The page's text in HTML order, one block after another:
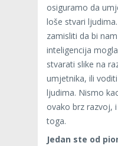
osiguramo da
loše stvari
zamisliti da bi
inteligencija
stvarati slike na
umjetnika, ili
ljudima. Nismo
ovako brz razvoj,
toga.
Jedan ste od